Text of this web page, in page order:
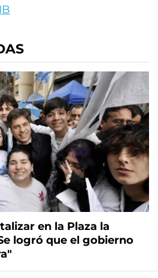
en la Plaza la
logró que el gobierno